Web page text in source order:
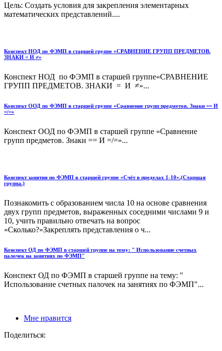
Цель: Создать условия для закрепления элементарных
математических представлений....
Конспект НОД по ФЭМП в старшей группе «СРАВНЕНИЕ ГРУПП ПРЕДМЕТОВ.
ЗНАКИ = И ≠»
Конспект НОД по ФЭМП в старшей группе«СРАВНЕНИЕ
ГРУПП ПРЕДМЕТОВ. ЗНАКИ = И ≠»...
Конспект ООД по ФЭМП в старшей группе «Сравнение групп предметов. Знаки == И
=/=»
Конспект ООД по ФЭМП в старшей группе «Сравнение
групп предметов. Знаки == И =/=»...
Конспект занятия по ФЭМП в старшей группе «Счёт в пределах 1-10».(Старшая
группа.)
Познакомить с образованием числа 10 на основе сравнения
двух групп предметов, выраженных соседними числами 9 и
10, учить правильно отвечать на вопрос
«Сколько?»Закреплять представления о ч...
Конспект ОД по ФЭМП в старшей группе на тему: " Использование счетных
палочек на занятиях по ФЭМП"
Конспект ОД по ФЭМП в старшей группе на тему: "
Использование счетных палочек на занятиях по ФЭМП"...
Мне нравится
Поделиться: